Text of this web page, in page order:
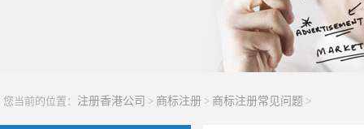
您当前的位置： 注册香港公司 > 商标注册 > 商标注册常见问题 >